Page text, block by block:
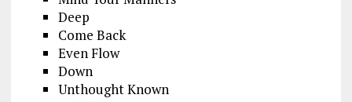
Deep
Come Back
Even Flow
Down
Unthought Known